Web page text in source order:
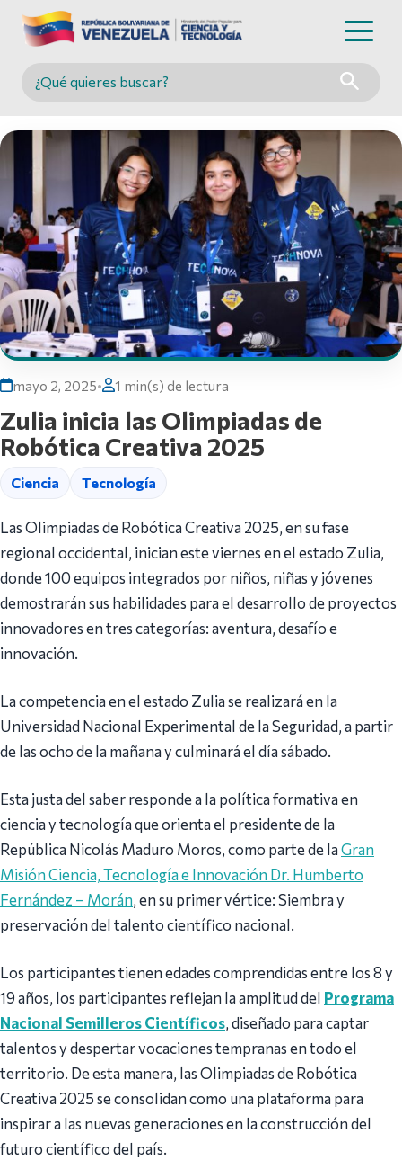
Buscar en MINCYT
mayo 2, 2025• 1 min(s) de lectura
Zulia inicia las Olimpiadas de
Robótica Creativa 2025
Ciencia Tecnología
Las Olimpiadas de Robótica Creativa 2025, en su fase
regional occidental, inician este viernes en el estado Zulia,
donde 100 equipos integrados por niños, niñas y jóvenes
demostrarán sus habilidades para el desarrollo de proyectos
innovadores en tres categorías: aventura, desafío e
innovación.
La competencia en el estado Zulia se realizará en la
Universidad Nacional Experimental de la Seguridad, a partir
de las ocho de la mañana y culminará el día sábado.
Esta justa del saber responde a la política formativa en
ciencia y tecnología que orienta el presidente de la
República Nicolás Maduro Moros, como parte de laGran
Misión Ciencia, Tecnología e Innovación Dr. Humberto
Fernández – Morán , en su primer vértice: Siembra y
preservación del talento científico nacional.
Los participantes tienen edades comprendidas entre los 8 y
19 años, los participantes reflejan la amplitud del Programa
Nacional Semilleros Científicos, diseñado para captar
talentos y despertar vocaciones tempranas en todo el
territorio. De esta manera, las Olimpiadas de Robótica
Creativa 2025 se consolidan como una plataforma para
inspirar a las nuevas generaciones en la construcción del
futuro científico del país.